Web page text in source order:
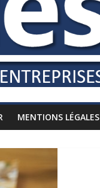
MENTIONS LÉGALES